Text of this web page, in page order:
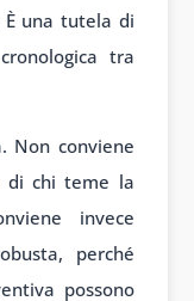
È una tutela di
tra
Non conviene
di chi teme la
invece
perché
possono